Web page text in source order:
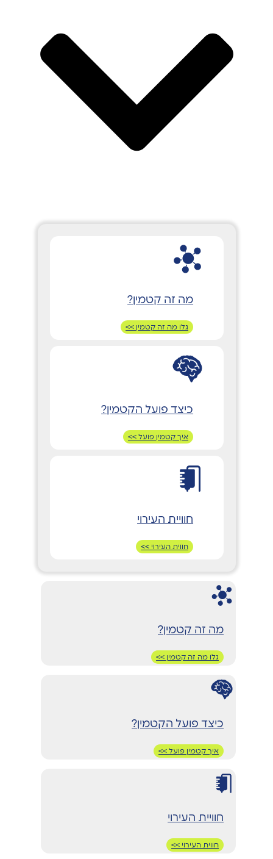
מה זה קטמין?
גלו מה זה קטמין >>
כיצד פועל הקטמין?
איך קטמין פועל >>
חוויית העירוי
חווית העירוי >>
מה זה קטמין?
גלו מה זה קטמין >>
כיצד פועל הקטמין?
איך קטמין פועל >>
חוויית העירוי
חווית העירוי >>